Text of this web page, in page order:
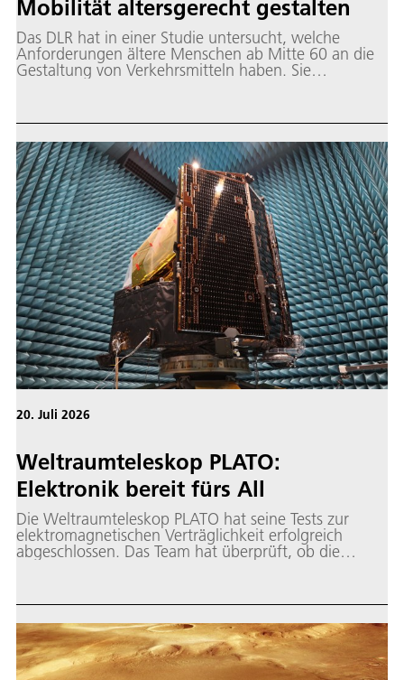
Mobilität altersgerecht gestalten
Das DLR hat in einer Studie untersucht, welche
Anforderungen ältere Menschen ab Mitte 60 an die
Gestaltung von Verkehrsmitteln haben. Sie
20. Juli 2026
Weltraumteleskop PLATO:
Elektronik bereit fürs All
Die Weltraumteleskop PLATO hat seine Tests zur
elektromagnetischen Verträglichkeit erfolgreich
abgeschlossen. Das Team hat überprüft, ob die
Das DLR ist an der ESA-Mission maßgeblich beteiligt.
Weltraumforschungs- und Technologiezentrums
ESTEC der ESA im niederländischen Noordwijk statt.